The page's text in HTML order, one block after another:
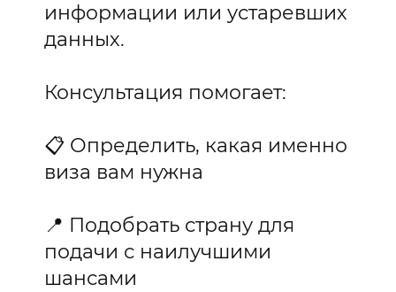
информации или устаревших
данных.
Консультация помогает:
📋 Определить, какая именно
виза вам нужна
📍 Подобрать страну для
подачи с наилучшими
шансами